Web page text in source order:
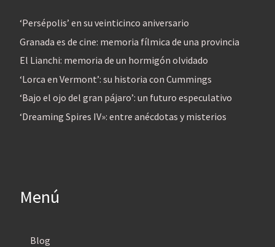
‘Persépolis’ en su veinticinco aniversario
Granada es de cine: memoria fílmica de una provincia
El Lianchi: memoria de un hormigón olvidado
‘Lorca en Vermont’: su historia con Cummings
‘Bajo el ojo del gran pájaro’: un futuro especulativo
‘Dreaming Spires IV»: entre anécdotas y misterios
Menú
Blog